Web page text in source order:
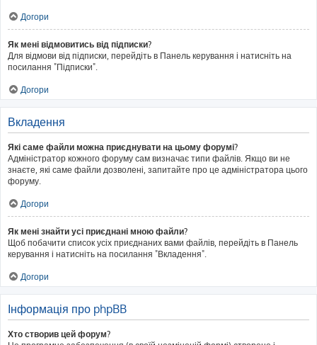
Догори
Як мені відмовитись від підписки?
Для відмови від підписки, перейдіть в Панель керування і натисніть на
посилання "Підписки".
Догори
Вкладення
Які саме файли можна приєднувати на цьому форумі?
Адміністратор кожного форуму сам визначає типи файлів. Якщо ви не
знаєте, які саме файли дозволені, запитайте про це адміністратора цього
форуму.
Догори
Як мені знайти усі приєднані мною файли?
Щоб побачити список усіх приєднаних вами файлів, перейдіть в Панель
керування і натисніть на посилання "Вкладення".
Догори
Інформація про phpBB
Хто створив цей форум?